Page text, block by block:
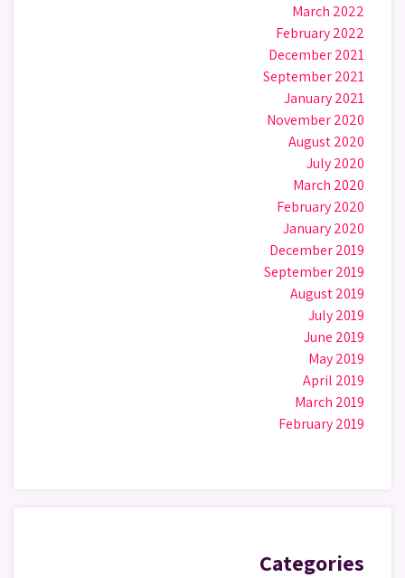
March 2022
February 2022
December 2021
September 2021
January 2021
November 2020
August 2020
July 2020
March 2020
February 2020
January 2020
December 2019
September 2019
August 2019
July 2019
June 2019
May 2019
April 2019
March 2019
February 2019
Categories